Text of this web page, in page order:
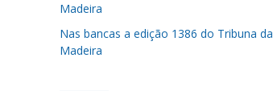
Madeira
Nas bancas a edição 1386 do Tribuna da
Madeira